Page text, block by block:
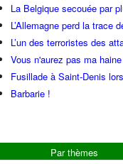
La Belgique secouée par
L’Allemagne perd la trace
L’un des terroristes des
Vous n'aurez pas ma haine
Fusillade à Saint-Denis
Barbarie !
Par thèmes